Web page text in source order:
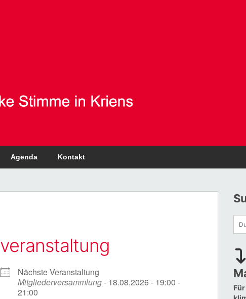
Agenda Kontakt
veranstaltung
Nächste Veranstaltung
Mitgliederversammlung- 18.08.2026 - 19:00 -
21:00